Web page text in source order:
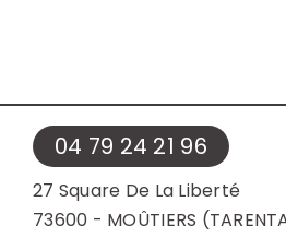
04 79 24 21 96
27 Square De La Liberté
73600 - MOÛTIERS